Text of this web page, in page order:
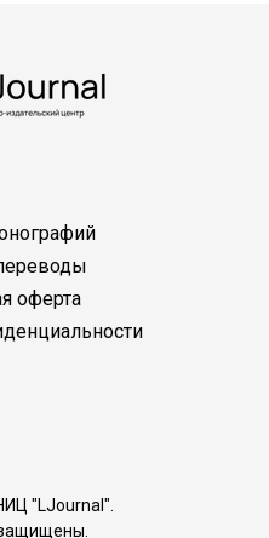
оферта
"LJournal".